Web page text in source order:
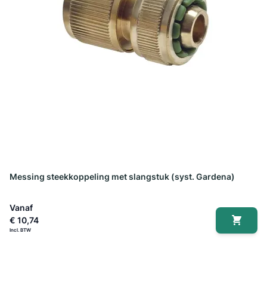
Messing steekkoppeling met slangstuk (syst. Gardena)
Vanaf
€ 10,74